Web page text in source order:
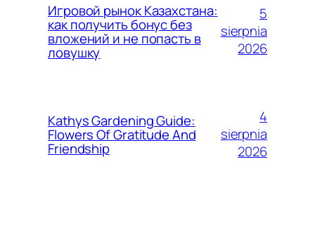
Игровой рынок Казахстана:
как получить бонус без
вложений и не попасть в
ловушку
5
sierpnia
2026
Kathys Gardening Guide:
Flowers Of Gratitude And
Friendship
4
sierpnia
2026